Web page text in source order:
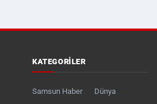
KATEGORILER
Samsun Haber Dünya